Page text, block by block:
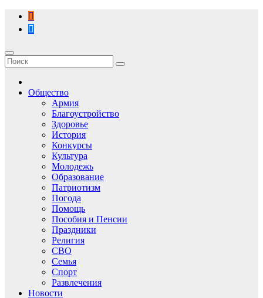
Перейти
содержимому
Общество
Армия
Благоустройство
Здоровье
История
Конкурсы
Культура
Молодежь
Образование
Патриотизм
Погода
Помощь
Пособия и Пенсии
Праздники
Религия
СВО
Семья
Спорт
Развлечения
Новости